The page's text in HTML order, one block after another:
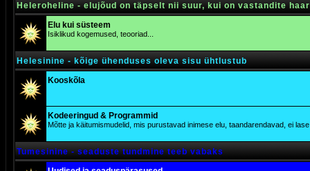
Heleroheline - elujõud on täpselt nii suur, kui on vastandite
Elu kui süsteem
Isiklikud kogemused, teooriad...
Helesinine - kõige ühenduses oleva sisu ühtlustub
Kooskõla
Kodeeringud & Programmid
Mõtte ja käitumismudelid, mis purustavad inimese elu, taandarendavad, ei
Tumesinine - seaduste tundmine teeb vabaks